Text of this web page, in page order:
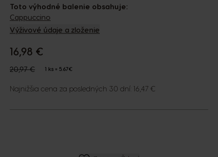
Toto výhodné balenie obsahuje:
Cappuccino
Výživové údaje a zloženie
The price depends on the chosen options
Regular Price
20,97 €
16,98 €
1 ks = 5.67€
Najnižšia cena za posledných 30 dní: 16,47 €